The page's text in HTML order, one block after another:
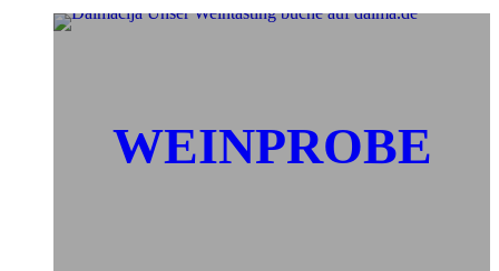
39,99 €
WEINPROBE